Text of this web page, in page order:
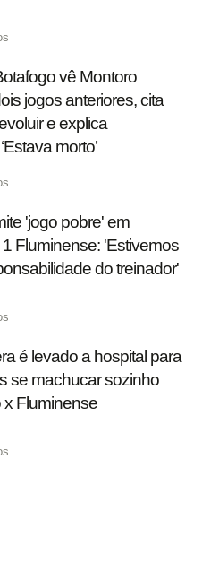
vê Montoro
jogos anteriores, cita
e explica
morto’
'jogo pobre' em
Fluminense: 'Estivemos
do treinador'
é levado a hospital para
se machucar sozinho
Fluminense